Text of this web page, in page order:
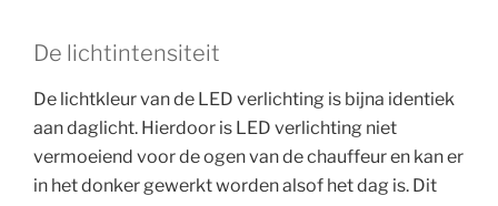
De lichtintensiteit
De lichtkleur van de LED verlichting is bijna identiek
aan daglicht. Hierdoor is LED verlichting niet
vermoeiend voor de ogen van de chauffeur en kan er
in het donker gewerkt worden alsof het dag is. Dit